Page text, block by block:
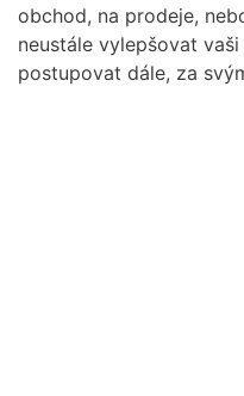
obchod, na prodeje,
neustále vylepšovat
postupovat dále, za